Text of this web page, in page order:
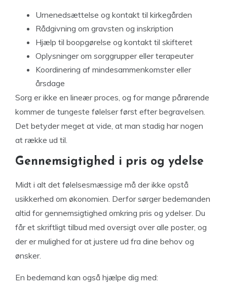
Urnenedsættelse og kontakt til kirkegården
Rådgivning om gravsten og inskription
Hjælp til boopgørelse og kontakt til skifteret
Oplysninger om sorggrupper eller terapeuter
Koordinering af mindesammenkomster eller
årsdage
Sorg er ikke en lineær proces, og for mange pårørende
kommer de tungeste følelser først efter begravelsen.
Det betyder meget at vide, at man stadig har nogen
at række ud til.
Gennemsigtighed i pris og ydelse
Midt i alt det følelsesmæssige må der ikke opstå
usikkerhed om økonomien. Derfor sørger bedemanden
altid for gennemsigtighed omkring pris og ydelser. Du
får et skriftligt tilbud med oversigt over alle poster, og
der er mulighed for at justere ud fra dine behov og
ønsker.
En bedemand kan også hjælpe dig med: